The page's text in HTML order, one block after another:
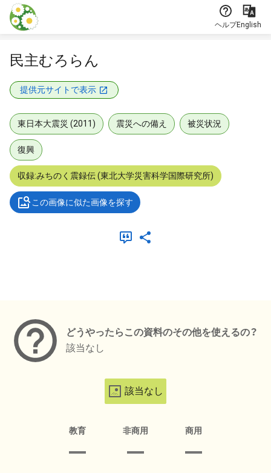
本文に飛ぶ
ヘルプEnglish
民主むろらん
提供元サイトで表示
東日本大震災 (2011) 震災への備え 被災状況
復興
収録:みちのく震録伝 (東北大学災害科学国際研究所)
この画像に似た画像を探す
どうやったらこの資料のその他を使えるの？
該当なし
該当なし
教育 非商用 商用